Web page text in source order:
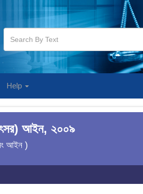
Help
আইন, ২০০৯
আইন )